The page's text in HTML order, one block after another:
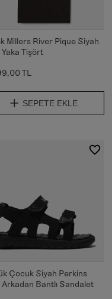
Millers River Pique Siyah
Yaka Tişört
TL
SEPETE EKLE
Çocuk Siyah Perkins
Arkadan Bantlı Sandalet